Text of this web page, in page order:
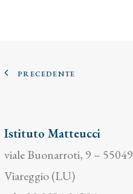
PRECEDENTE
Istituto Matteucci
viale Buonarroti, 9 – 55049
Viareggio (LU)